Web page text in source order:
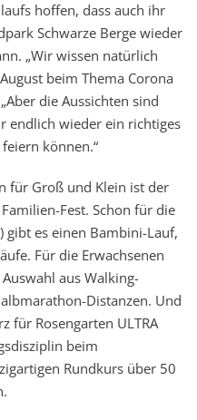
hoffen, dass auch ihr
Schwarze Berge wieder
„Wir wissen natürlich
beim Thema Corona
die Aussichten sind
endlich wieder ein richtiges
können.“
für Groß und Klein ist der
Fest. Schon für die
gibt es einen Bambini-Lauf,
Für die Erwachsenen
aus Walking-
Distanzen. Und
für Rosengarten ULTRA
beim
Rundkurs über 50